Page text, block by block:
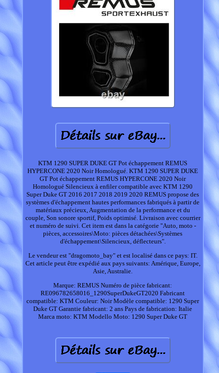
KTM 1290 SUPER DUKE GT Pot échappement REMUS
HYPERCONE 2020 Noir Homologué. KTM 1290 SUPER DUKE
GT Pot échappement REMUS HYPERCONE 2020 Noir
Homologué Silencieux à enfiler compatible avec KTM 1290
Super Duke GT 2016 2017 2018 2019 2020 REMUS propose des
systèmes d'échappement hautes performances fabriqués à partir de
matériaux précieux, Augmentation de la performance et du
couple, Son sonore sportif, Poids optimisé. Livraison avec courrier
et numéro de suivi. Cet item est dans la catégorie "Auto, moto -
pièces, accessoires\Moto: pièces détachées\Systèmes
d'échappement\Silencieux, déflecteurs".
Le vendeur est "dragomoto_bay" et est localisé dans ce pays: IT.
Cet article peut être expédié aux pays suivants: Amérique, Europe,
Asie, Australie.
Marque: REMUS Numéro de pièce fabricant:
RE096782658016_1290SuperDukeGT2020 Fabricant
compatible: KTM Couleur: Noir Modèle compatible: 1290 Super
Duke GT Garantie fabricant: 2 ans Pays de fabrication: Italie
Marca moto: KTM Modello Moto: 1290 Super Duke GT